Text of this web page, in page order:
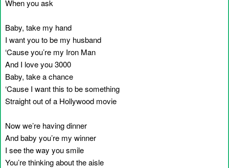
When you ask
Baby, take my hand
I want you to be my husband
‘Cause you’re my Iron Man
And I love you 3000
Baby, take a chance
‘Cause I want this to be something
Straight out of a Hollywood movie
Now we’re having dinner
And baby you’re my winner
I see the way you smile
You’re thinking about the aisle